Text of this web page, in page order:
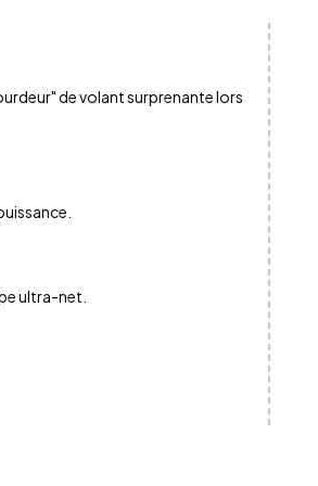
de volant surprenante lors
ultra-net.